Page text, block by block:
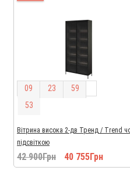
09 23 59
52
Вітрина висока 2-дв Тренд / Trend
підсвіткою
42 900Грн 40 755Грн